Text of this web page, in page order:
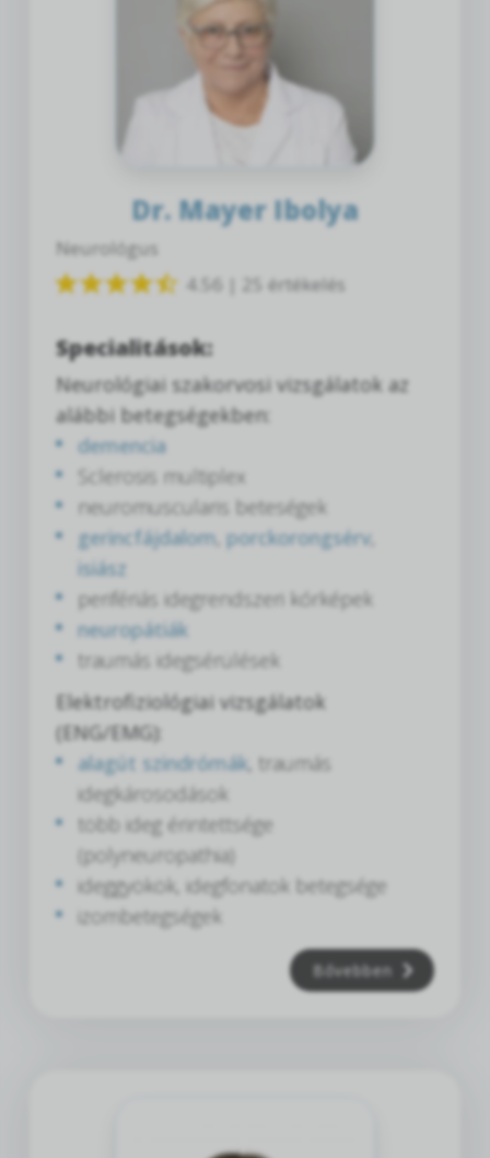
Dr. Mayer Ibolya
Neurológus
4.56 | 25 értékelés
Specialitások:
Neurológiai szakorvosi vizsgálatok az
alábbi betegségekben:
demencia
Sclerosis multiplex
neuromuscularis beteségek
gerincfájdalom porckorongsérv
isiász
perifériás idegrendszeri kórképek
neuropátiák
traumás idegsérülések
Elektrofiziológiai vizsgálatok
(ENG/EMG):
alagút szindrómák, traumás
idegkárosodások
több ideg érintettsége
(polyneuropathia)
ideggyökök, idegfonatok betegsége
izombetegségek
Bővebben